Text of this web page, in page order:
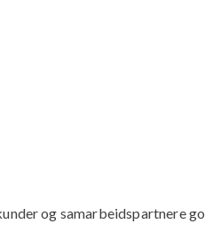
og samarbeidspartnere